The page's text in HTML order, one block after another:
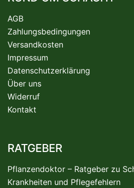
AGB
Zahlungsbedingungen
Versandkosten
Impressum
Datenschutzerklärung
Über uns
Widerruf
Kontakt
RATGEBER
Pflanzendoktor – Ratgeber zu
Krankheiten und Pflegefehlern